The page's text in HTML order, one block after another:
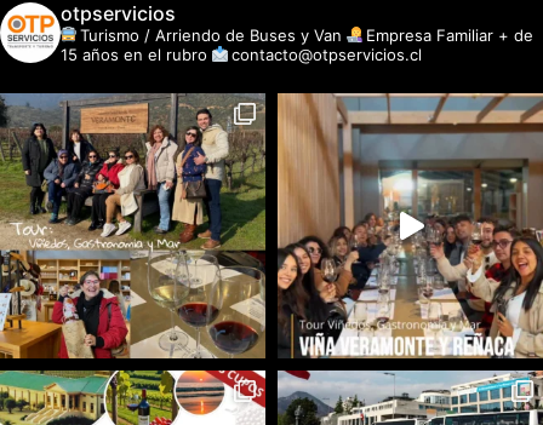
otpservicios
Turismo / Arriendo de Buses y Van
Empresa Familiar + de
15 años en el rubro
contacto@otpservicios.cl